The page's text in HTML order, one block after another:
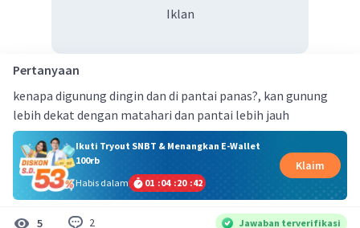
Iklan
Pertanyaan
kenapa digunung dingin dan di pantai panas?, kan gunung
lebih dekat dengan matahari dan pantai lebih jauh
Ikuti Tryout SNBT & Menangkan E-Wallet
100rb
Habis dalam
01 :04 :20 :42
Klaim
5 2 Jawaban terverifikasi